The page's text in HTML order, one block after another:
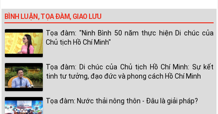
BÌNH LUẬN, TỌA ĐÀM, GIAO LƯU
Tọa đàm: "Ninh Bình 50 năm thực hiện Di chúc của
Chủ tịch Hồ Chí Minh"
Tọa đàm: Di chúc của Chủ tịch Hồ Chí Minh: Sự kết
tinh tư tưởng, đạo đức và phong cách Hồ Chí Minh
Tọa đàm: Nước thải nông thôn - Đâu là giải pháp?